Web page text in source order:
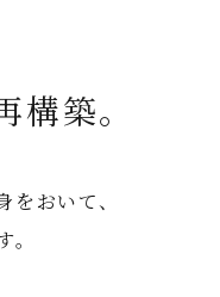
築。
おいて、